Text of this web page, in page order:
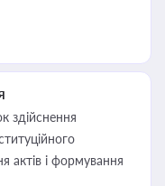
здійснення
актів і формування